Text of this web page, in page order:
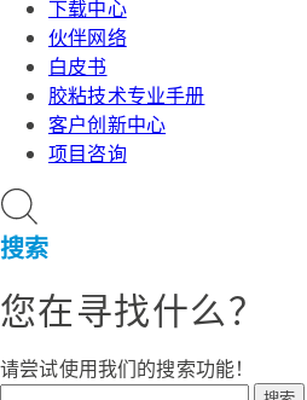
下载中心
伙伴网络
白皮书
胶粘技术专业手册
客户创新中心
项目咨询
搜索
您在寻找什么？
请尝试使用我们的搜索功能！